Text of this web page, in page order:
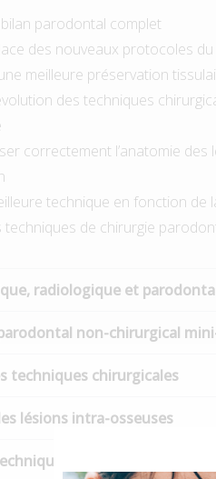
parodontal complet
des nouveaux protocoles
meilleure préservation
des techniques
correctement l’anatomie
technique en fonction de
techniques de chirurgie
radiologique et
non-chirurgical
techniques chirurgicales
lésions intra-osseuses